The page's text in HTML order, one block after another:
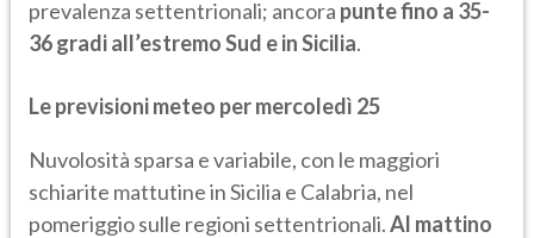
prevalenza settentrionali; ancora punte fino a 35-
36 gradi all’estremo Sud e in Sicilia.
Le previsioni meteo per mercoledì 25
Nuvolosità sparsa e variabile, con le maggiori
schiarite mattutine in Sicilia e Calabria, nel
pomeriggio sulle regioni settentrionali.Al mattino